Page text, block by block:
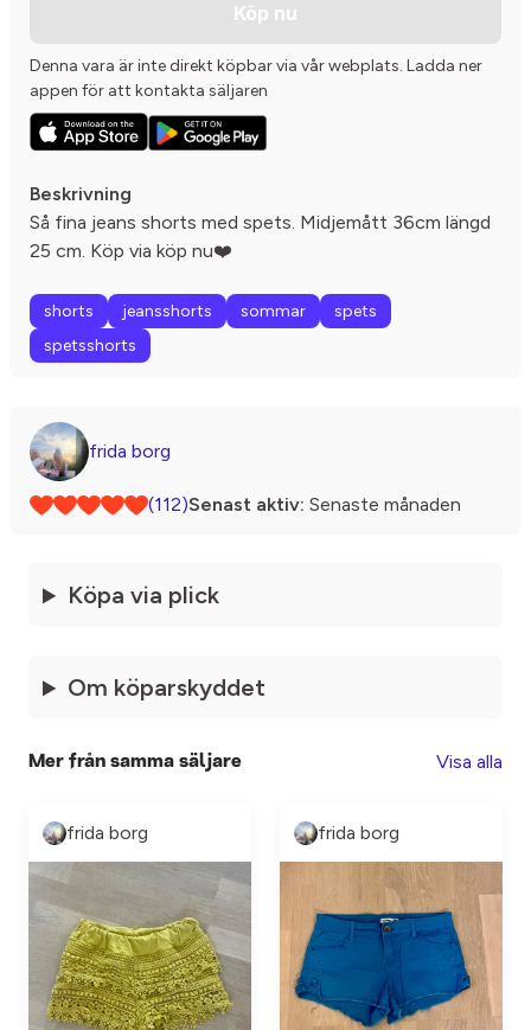
Köp nu
Denna vara är inte direkt köpbar via vår webplats. Ladda ner
appen för att kontakta säljaren
Beskrivning
Så fina jeans shorts med spets. Midjemått 36cm längd
25 cm. Köp via köp nu❤️
shorts jeansshorts sommar
spets
spetsshorts
frida borg
(112)Senast aktiv: Senaste månaden
Köpa via plick
Om köparskyddet
Mer från samma säljare Visa alla
frida borg frida borg